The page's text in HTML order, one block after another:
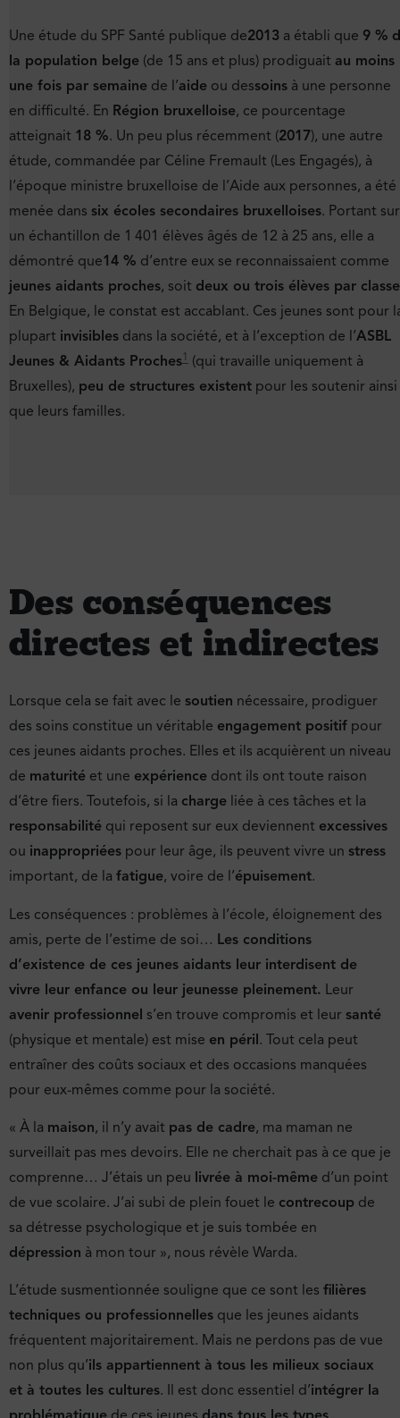
Une étude du SPF Santé publique de2013 a établi que 9 %
la population belge (de 15 ans et plus) prodiguait au moins
une fois par semaine de l’aide ou dessoins à une personne
en difficulté. En Région bruxelloise, ce pourcentage
atteignait 18 %. Un peu plus récemment (2017), une autre
étude, commandée par Céline Fremault (Les Engagés), à
l’époque ministre bruxelloise de l’Aide aux personnes, a été
menée dans six écoles secondaires bruxelloises. Portant sur
un échantillon de 1 401 élèves âgés de 12 à 25 ans, elle a
démontré que14 % d’entre eux se reconnaissaient comme
jeunes aidants proches, soit deux ou trois élèves par classe
En Belgique, le constat est accablant. Ces jeunes sont pour
plupart invisibles dans la société, et à l’exception de l’ASBL
Jeunes & Aidants Proches1 (qui travaille uniquement à
Bruxelles), peu de structures existent pour les soutenir ainsi
que leurs familles.
Des conséquences
directes et indirectes
Lorsque cela se fait avec le soutien nécessaire, prodiguer
des soins constitue un véritable engagement positif pour
ces jeunes aidants proches. Elles et ils acquièrent un niveau
de maturité et une expérience dont ils ont toute raison
d’être fiers. Toutefois, si la charge liée à ces tâches et la
responsabilité qui reposent sur eux deviennent excessives
ou inappropriées pour leur âge, ils peuvent vivre un stress
important, de la fatigue, voire de l’épuisement.
Les conséquences : problèmes à l’école, éloignement des
amis, perte de l’estime de soi… Les conditions
d’existence de ces jeunes aidants leur interdisent de
vivre leur enfance ou leur jeunesse pleinement. Leur
avenir professionnel s’en trouve compromis et leur santé
(physique et mentale) est mise en péril. Tout cela peut
entraîner des coûts sociaux et des occasions manquées
pour eux-mêmes comme pour la société.
« À la maison, il n’y avait pas de cadre, ma maman ne
surveillait pas mes devoirs. Elle ne cherchait pas à ce que je
comprenne… J’étais un peu livrée à moi-même d’un point
de vue scolaire. J’ai subi de plein fouet le contrecoup de
sa détresse psychologique et je suis tombée en
dépression à mon tour », nous révèle Warda.
L’étude susmentionnée souligne que ce sont les filières
techniques ou professionnelles que les jeunes aidants
fréquentent majoritairement. Mais ne perdons pas de vue
non plus qu’ils appartiennent à tous les milieux sociaux
et à toutes les cultures. Il est donc essentiel d’intégrer la